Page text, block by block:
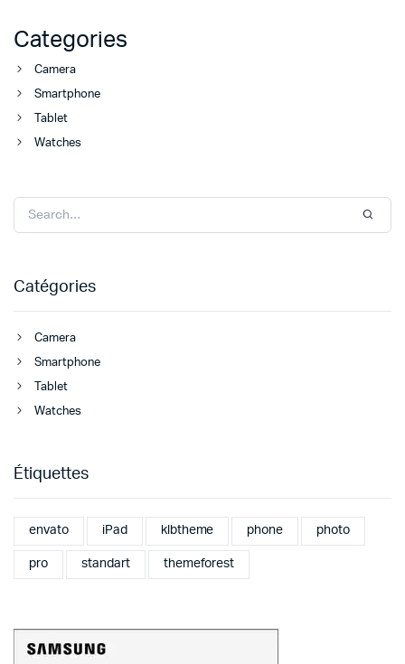
Categories
Camera
Smartphone
Tablet
Watches
Catégories
Camera
Smartphone
Tablet
Watches
Étiquettes
envato iPad klbtheme phone photo
pro standart themeforest